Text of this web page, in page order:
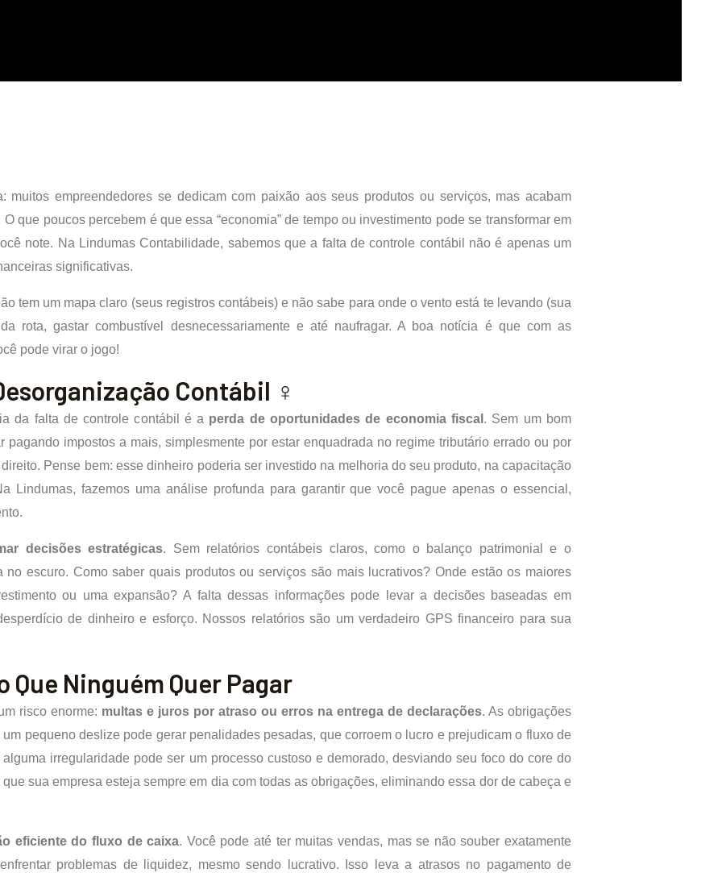
empreendedores se dedicam com paixão aos seus produtos ou serviços, mas acabam
que poucos percebem é que essa “economia” de tempo ou investimento pode se transformar em
note. Na Lindumas Contabilidade, sabemos que a falta de controle contábil não é apenas um
significativas.
tem um mapa claro (seus registros contábeis) e não sabe para onde o vento está te levando (sua
rota, gastar combustível desnecessariamente e até naufragar. A boa notícia é que com as
pode virar o jogo!
Contábil ️‍♀️
da falta de controle contábil é a perda de oportunidades de economia fiscal . Sem um bom
pagando impostos a mais, simplesmente por estar enquadrada no regime tributário errado ou por
Pense bem: esse dinheiro poderia ser investido na melhoria do seu produto, na capacitação
Lindumas, fazemos uma análise profunda para garantir que você pague apenas o essencial,
decisões estratégicas. Sem relatórios contábeis claros, como o balanço patrimonial e o
escuro. Como saber quais produtos ou serviços são mais lucrativos? Onde estão os maiores
ou uma expansão? A falta dessas informações pode levar a decisões baseadas em
de dinheiro e esforço. Nossos relatórios são um verdadeiro GPS financeiro para sua
Que Ninguém Quer Pagar
risco enorme: multas e juros por atraso ou erros na entrega de declarações. As obrigações
pequeno deslize pode gerar penalidades pesadas, que corroem o lucro e prejudicam o fluxo de
irregularidade pode ser um processo custoso e demorado, desviando seu foco do core do
sua empresa esteja sempre em dia com todas as obrigações, eliminando essa dor de cabeça e
eficiente do fluxo de caixa. Você pode até ter muitas vendas, mas se não souber exatamente
problemas de liquidez, mesmo sendo lucrativo. Isso leva a atrasos no pagamento de